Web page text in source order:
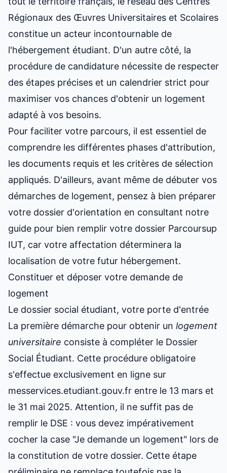
Régionaux des Œuvres Universitaires et Scolaires
constitue un acteur incontournable de
l'hébergement étudiant. D'un autre côté, la
procédure de candidature nécessite de respecter
des étapes précises et un calendrier strict pour
maximiser vos chances d'obtenir un logement
adapté à vos besoins.
Pour faciliter votre parcours, il est essentiel de
comprendre les différentes phases d'attribution,
les documents requis et les critères de sélection
appliqués. D'ailleurs, avant même de débuter vos
démarches de logement, pensez à bien préparer
votre dossier d'orientation en consultant notre
guide pour bien remplir votre dossier Parcoursup
IUT, car votre affectation déterminera la
localisation de votre futur hébergement.
Constituer et déposer votre demande de
logement
Le dossier social étudiant, votre porte d'entrée
La première démarche pour obtenir un logement
universitaire consiste à compléter le Dossier
Social Étudiant. Cette procédure obligatoire
s'effectue exclusivement en ligne sur
messervices.etudiant.gouv.fr entre le 13 mars et
le 31 mai 2025. Attention, il ne suffit pas de
remplir le DSE : vous devez impérativement
cocher la case "Je demande un logement" lors de
la constitution de votre dossier. Cette étape